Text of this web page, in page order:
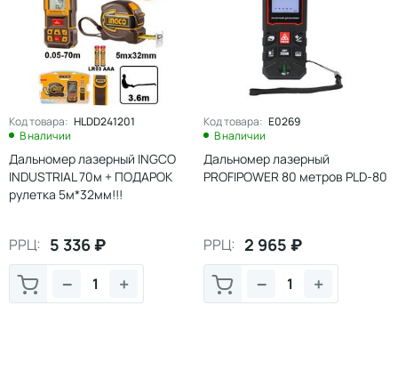
Код товара: HLDD241201
В наличии
Дальномер лазерный INGCO
INDUSTRIAL 70м + ПОДАРОК
рулетка 5м*32мм!!!
РРЦ: 5 336₽
+
−
Код товара: E0269
В наличии
Дальномер лазерный
PROFIPOWER 80 метров PLD-80
РРЦ: 2 965 ₽
+
−